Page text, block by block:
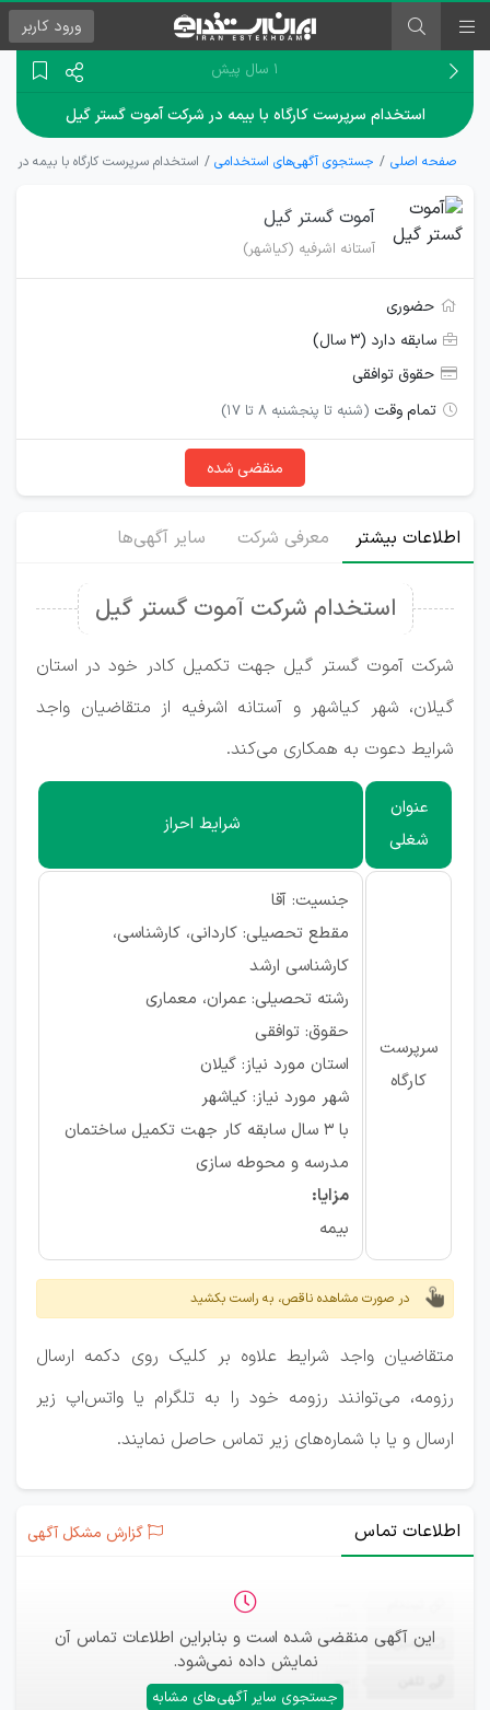
ورود کاربر
۱ سال پیش
استخدام سرپرست کارگاه با بیمه در شرکت آموت گستر گیل
صفحه اصلی جستجوی آگهی‌های استخدامی استخدام سرپرست کارگاه با بیمه
آموت گستر گیل
آستانه اشرفیه (کیاشهر)
حضوری
سابقه دارد (۳ سال)
حقوق توافقی
تمام وقت (شنبه تا پنجشنبه 8 تا 17)
منقضی شده
اطلاعات بیشتر معرفی شرکت سایر آگهی‌ها
استخدام شرکت آموت گستر گیل
شرکت آموت گستر گیل جهت تکمیل کادر خود در استان
گیلان، شهر کیاشهر و آستانه اشرفیه از متقاضیان واجد
شرایط دعوت به همکاری می‌کند.
عنوان
شغلی
شرایط احراز
سرپرست
کارگاه
جنسیت: آقا
مقطع تحصیلی: کاردانی، کارشناسی،
کارشناسی ارشد
رشته تحصیلی: عمران، معماری
حقوق: توافقی
استان مورد نیاز: گیلان
شهر مورد نیاز: کیاشهر
با 3 سال سابقه کار جهت تکمیل ساختمان
مدرسه و محوطه سازی
مزایا:
بیمه
در صورت مشاهده ناقص، به راست بکشید
متقاضیان واجد شرایط علاوه بر کلیک روی دکمه ارسال
رزومه، می‌توانند رزومه خود را به تلگرام یا واتس‌اپ زیر
ارسال و یا با شماره‌های زیر تماس حاصل نمایند.
اطلاعات تماس گزارش مشکل آگهی
این آگهی منقضی شده است و بنابراین اطلاعات تماس آن
نمایش داده نمی‌شود.
جستجوی سایر آگهی‌های مشابه
ایمیل —
—